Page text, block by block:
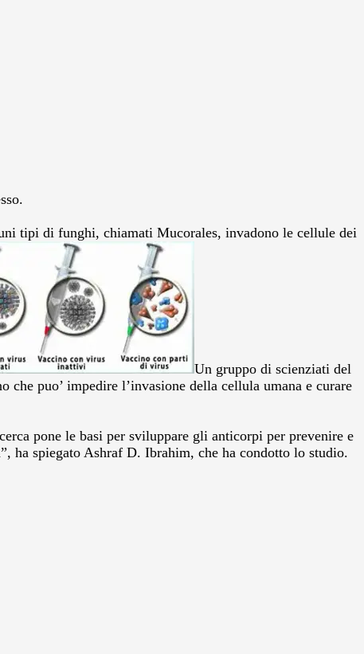
tipi di funghi, chiamati Mucorales, invadono le cellule dei
Un gruppo di scienziati del
puo’ impedire l’invasione della cellula umana e curare
pone le basi per sviluppare gli anticorpi per prevenire e
ha spiegato Ashraf D. Ibrahim, che ha condotto lo studio.